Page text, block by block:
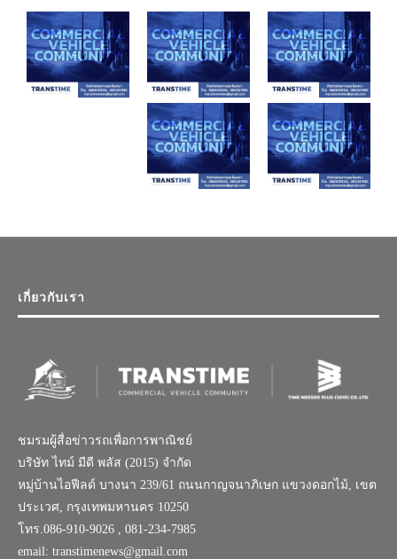
เกี่ยวกับเรา
ชมรมผู้สื่อข่าวรถเพื่อการพาณิชย์
บริษัท ไทม์ มีดี พลัส (2015) จำกัด
หมู่บ้านไอฟีลด์ บางนา 239/61 ถนนกาญจนาภิเษก แขวงดอกไม้, เขต
ประเวศ, กรุงเทพมหานคร 10250
โทร.086-910-9026 , 081-234-7985
email: transtimenews@gmail.com